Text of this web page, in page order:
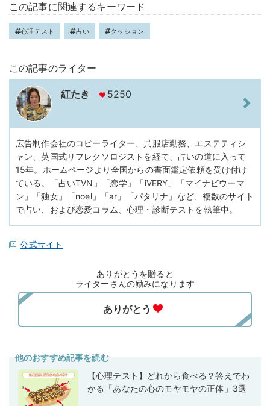
この記事に関連するキーワード
心理テスト 占い クッション
この記事のライター
紅たき 5250
広告制作会社のコピーライター、呉服店勤務、エステティシ
ャン、英国式リフレクソロジストを経て、占いの道に入って
15年。ホームページより全国からの書面鑑定依頼を受け付け
ている。「占いTVN」「恋学」「iVERY」「マイナビウーマ
ン」「独女」「noel」「ar」「パタリナ」など、複数のサイト
で占い、および恋愛コラム、心理・診断テストを執筆中。
公式サイト
ありがとうを贈ると
ライターさんの励みになります
他のおすすめ記事を読む
【心理テスト】どれから食べる？答えでわ
かる「あなたの心のモヤモヤの正体」3選